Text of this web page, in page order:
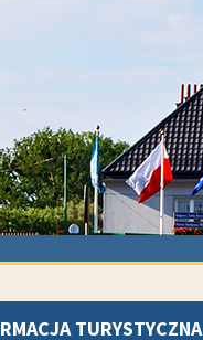
TURYSTYCZNA